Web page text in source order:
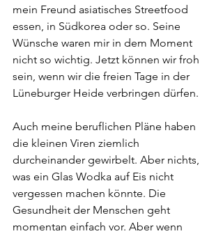
mein Freund asiatisches Streetfood
essen, in Südkorea oder so. Seine
Wünsche waren mir in dem Moment
nicht so wichtig. Jetzt können wir froh
sein, wenn wir die freien Tage in der
Lüneburger Heide verbringen dürfen.
Auch meine beruflichen Pläne haben
die kleinen Viren ziemlich
durcheinander gewirbelt. Aber nichts,
was ein Glas Wodka auf Eis nicht
vergessen machen könnte. Die
Gesundheit der Menschen geht
momentan einfach vor. Aber wenn